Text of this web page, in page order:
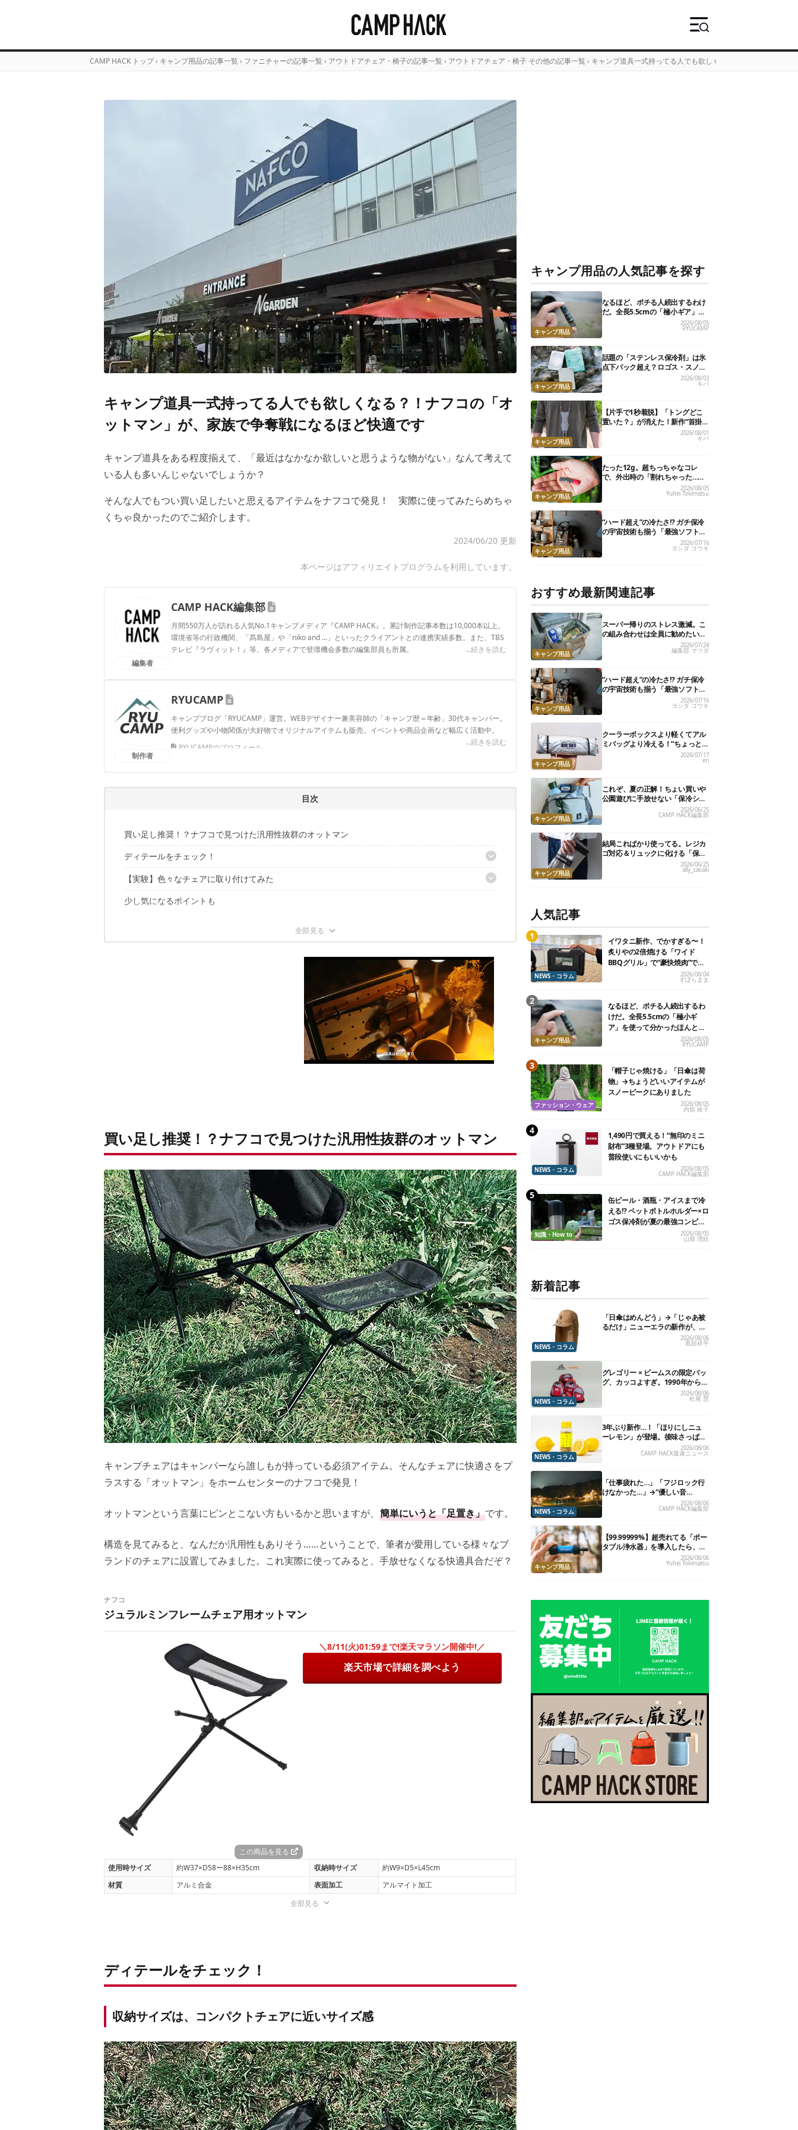
CAMP HACK トップ › キャンプ用品の記事一覧 › ファニチャーの記事一覧 › アウトドアチェア・椅子の記事一覧 › アウトドアチェア・椅子 その他の記事一覧 › キャンプ道具一式持ってる人でも欲しくなる？！ナフコの「オ
キャンプ道具一式持ってる人でも欲しくなる？！ナフコの「オ
ットマン」が、家族で争奪戦になるほど快適です
キャンプ道具をある程度揃えて、「最近はなかなか欲しいと思うような物がない」なんて考えて
いる人も多いんじゃないでしょうか？
そんな人でもつい買い足したいと思えるアイテムをナフコで発見！ 実際に使ってみたらめちゃ
くちゃ良かったのでご紹介します。
2024/06/20 更新
本ページはアフィリエイトプログラムを利用しています。
編集者
CAMP HACK編集部
月間550万人が訪れる人気No.1キャンプメディア『CAMP HACK』。累計制作記事本数は10,000本以上。
環境省等の行政機関、「髙島屋」や「niko and ...」といったクライアントとの連携実績多数。また、TBS
テレビ『ラヴィット！』等、各メディアで登壇機会多数の編集部員も所属。
...続きを読む
制作者
RYUCAMP
キャンプブログ「RYUCAMP」運営。WEBデザイナー兼美容師の「キャンプ歴＝年齢」30代キャンパー。
便利グッズや小物関係が大好物でオリジナルアイテムも販売。イベントや商品企画など幅広く活動中。
...続きを読む
RYUCAMPのプロフィール
目次
買い足し推奨！？ナフコで見つけた汎用性抜群のオットマン
ディテールをチェック！
収納サイズは、コンパクトチェアに近いサイズ感
チェアへの接続はフック1箇所をつけるだけ
【実験】色々なチェアに取り付けてみた
ヘリノックスの各種チェア
WAQ「ウッドチェア」
少し気になるポイントも
買い足し推奨！？ナフコで見つけた汎用性抜群のオットマン
キャンプチェアはキャンパーなら誰しもが持っている必須アイテム。そんなチェアに快適さをプ
ラスする「オットマン」をホームセンターのナフコで発見！
オットマンという言葉にピンとこない方もいるかと思いますが、 簡単にいうと「足置き」です。
構造を見てみると、なんだか汎用性もありそう……ということで、筆者が愛用している様々なブ
ランドのチェアに設置してみました。これ実際に使ってみると、手放せなくなる快適具合だぞ？
ナフコ
ジュラルミンフレームチェア用オットマン
この商品を見る
＼8/11(火)01:59まで!楽天マラソン開催中!／
楽天市場で詳細を調べよう
使用時サイズ 約W37×D58ー88×H35cm 収納時サイズ
約W9×D5×L45cm
材質
アルミ合金 表面加工
アルマイト加工
全部見る
ディテールをチェック！
収納サイズは、コンパクトチェアに近いサイズ感
キャンプ用品の人気記事を探す
キャンプ用品
なるほど、ポチる人続出するわけ
だ。全長5.5cmの「極小ギア」を
使って分かったほんとの魅力2026/08/05
RYUCAMP
キャンプ用品
話題の「ステンレス保冷剤」は氷
点下パック超え？ロゴス・スノー
ピーク・爆売れノーブランド品を
比べてみた
2026/08/03
キバ
キャンプ用品
【片手で1秒着脱】「トングどこ
置いた？」が消えた！新作“首掛
けトング”、男心くすぐるギミッ
2026/08/01
キバ
キャンプ用品
たった12g。超ちっちゃなコレ
で、外出時の「割れちゃった…」
2026/08/05
Yuhei Tokimatsu
キャンプ用品
“ハード超え”の冷たさ!? ガチ保冷
の宇宙技術も揃う「最強ソフトク
ーラー」17選
2026/07/16
ヨシダ コウキ
おすすめ最新関連記事
キャンプ用品
スーパー帰りのストレス激減。こ
の組み合わせは全員に勧めたい
【編集部のリアル購入品】2026/07/24
編集部 マツダ
キャンプ用品
“ハード超え”の冷たさ!? ガチ保冷
の宇宙技術も揃う「最強ソフトク
ーラー」17選
2026/07/16
ヨシダ コウキ
キャンプ用品
クーラーボックスより軽くてアル
ミバッグより冷える！“ちょっと
の保冷”に大活躍の軽量バッグ7選
2026/07/17
eri
キャンプ用品
これぞ、夏の正解！ちょい買いや
公園遊びに手放せない「保冷ショ
2026/06/25
CAMP HACK編集部
キャンプ用品
結局こればかり使ってる。レジカ
ゴ対応＆リュックに化ける「保冷
2026/06/25
ally_sasaki
人気記事
NEWS・コラム
イワタニ新作、でかすぎる〜！
炙りやの2倍焼ける「ワイド
BBQグリル」で“豪快焼肉”でき
2026/08/04
ずぼらまま
キャンプ用品
なるほど、ポチる人続出するわ
けだ。全長5.5cmの「極小ギ
ア」を使って分かったほんとの
2026/08/05
RYUCAMP
ファッション・ウェア
「帽子じゃ焼ける」「日傘は荷
物」→ちょうどいいアイテムが
スノーピークにありました
2026/08/05
内舘 綾子
NEWS・コラム
1,490円で買える！“無印のミニ
財布”3種登場。アウトドアにも
普段使いにもいいかも
2026/08/05
CAMP HACK編集部
知識・How to
缶ビール・酒瓶・アイスまで冷
える!? ペットボトルホルダー×ロ
ゴス保冷剤が夏の最強コンビだ
2026/08/05
山畑 理絵
新着記事
NEWS・コラム
「日傘はめんどう」→「じゃあ被
るだけ」ニューエラの新作が、真
2026/08/06
黒田祥平
NEWS・コラム
グレゴリー × ビームスの限定バッ
グ、カッコよすぎ。1990年から“3
年のみ使用”されていた、紫タグ
2026/08/06
松尾 慧
NEWS・コラム
3年ぶり新作…！「ほりにしニュ
ーレモン」が登場。後味さっぱり
の万能スパイス！【8月21日発
2026/08/06
CAMP HACK最速ニュース
NEWS・コラム
「仕事疲れた…」「フジロック行
けなかった…」→“優しい音
楽”と“大きな自然”で治癒。まだ間
2026/08/06
CAMP HACK編集部
キャンプ用品
【99.99999%】超売れてる「ポー
タブル浄水器」を導入したら、防
災が明確に自分ごと化した2026/08/06
Yuhei Tokimatsu